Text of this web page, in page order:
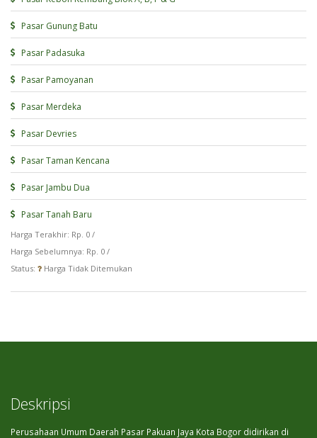
Pasar Gunung Batu
Pasar Padasuka
Pasar Pamoyanan
Pasar Merdeka
Pasar Devries
Pasar Taman Kencana
Pasar Jambu Dua
Pasar Tanah Baru
Harga Terakhir: Rp. 0 /
Harga Sebelumnya: Rp. 0 /
Status:
Harga Tidak Ditemukan
Deskripsi
Perusahaan Umum Daerah Pasar Pakuan Jaya Kota Bogor didirikan di